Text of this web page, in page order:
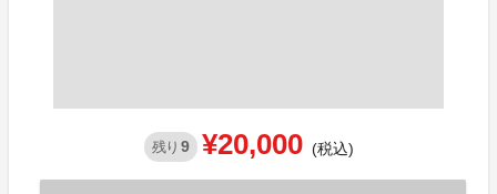
残り 9 ¥20,000 (税込)